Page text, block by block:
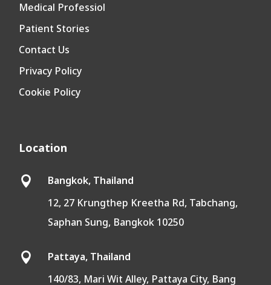
Medical Professiol
Patient Stories
Contact Us
Privacy Policy
Cookie Policy
Location

Bangkok, Thailand
12, 27 Krungthep Kreetha Rd, Tabchang,
Saphan Sung, Bangkok 10250

Pattaya, Thailand
140/83, Mari Wit Alley, Pattaya City, Bang